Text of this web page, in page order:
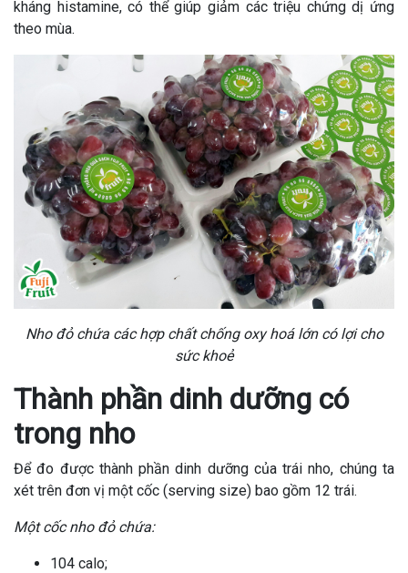
kháng histamine, có thể giúp giảm các triệu chứng dị ứng
theo mùa.
Nho đỏ chứa các hợp chất chống oxy hoá lớn có lợi cho
sức khoẻ
Thành phần dinh dưỡng có
trong nho
Để đo được thành phần dinh dưỡng của trái nho, chúng ta
xét trên đơn vị một cốc (serving size) bao gồm 12 trái.
Một cốc nho đỏ chứa:
104 calo;